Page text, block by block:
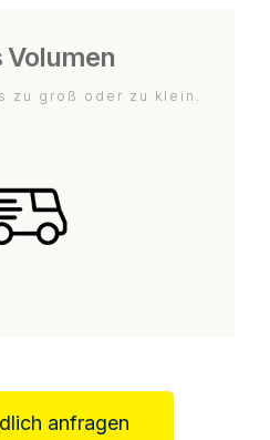
Volumen
zu groß oder zu klein.
anfragen